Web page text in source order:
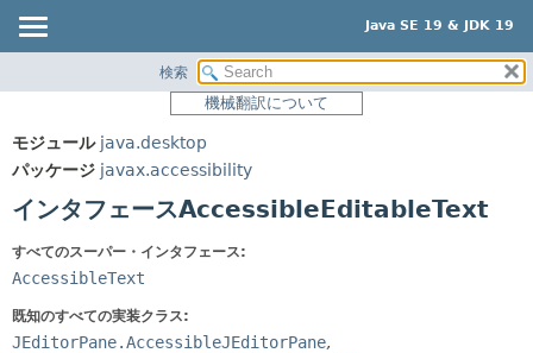
Java SE 19 & JDK 19
パッケージ
使用
ツリー
新規
サマリー:
ネスト済
メソッド
コンストラクタ
検索
機械翻訳について
モジュール java.desktop
パッケージ javax.accessibility
インタフェースAccessibleEditableText
すべてのスーパー・インタフェース:
AccessibleText
既知のすべての実装クラス:
JEditorPane.AccessibleJEditorPane,